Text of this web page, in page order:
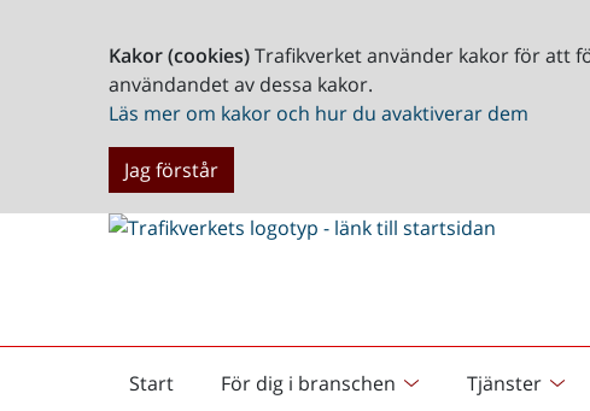
Kakor (cookies)Trafikverket använder kakor för att
användandet av dessa kakor.
Läs mer om kakor och hur du avaktiverar dem
Jag förstår
Start
Startsida För dig i branschen Tjänster